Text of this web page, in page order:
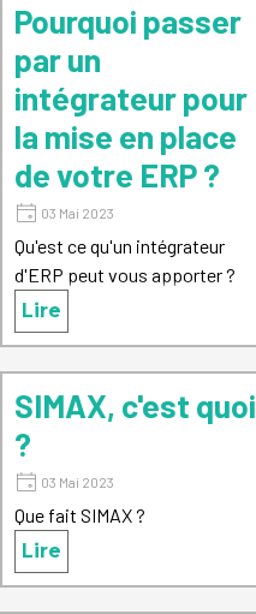
Pourquoi passer
par un
intégrateur pour
la mise en place
de votre ERP ?
03 Mai 2023
Qu'est ce qu'un intégrateur
d'ERP peut vous apporter ?
Lire
SIMAX, c'est quoi
?
03 Mai 2023
Que fait SIMAX ?
Lire